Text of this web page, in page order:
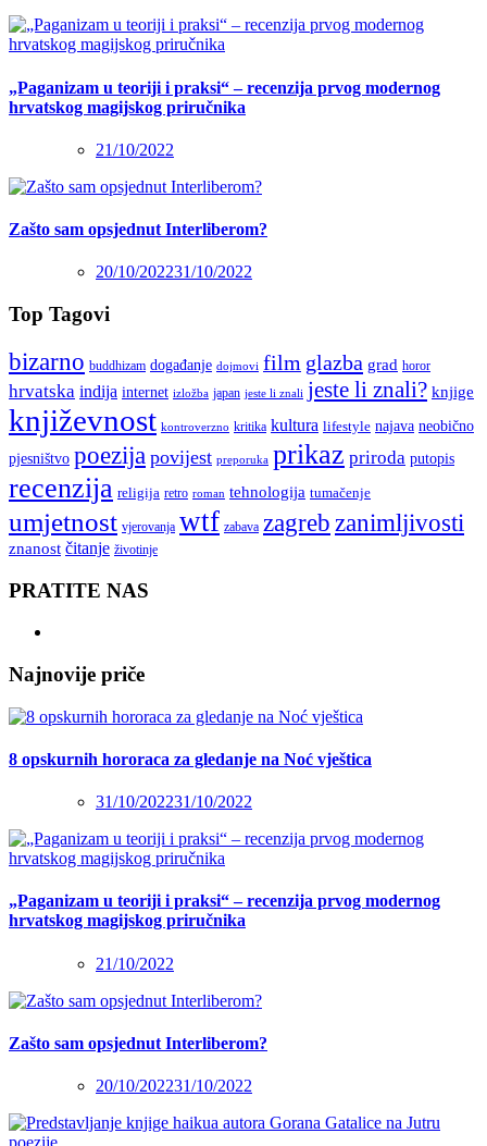
„Paganizam u teoriji i praksi“ – recenzija prvog modernog
hrvatskog magijskog priručnika
21/10/2022
Zašto sam opsjednut Interliberom?
20/10/202231/10/2022
Top Tagovi
bizarno buddhizam događanje dojmovi film glazba grad horor
hrvatska indija internet izložba japan jeste li znali jeste li znali? knjige
književnost kontroverzno kritika kultura lifestyle najava neobično
pjesništvo poezija povijest preporuka prikaz priroda putopis
recenzija religija retro roman tehnologija tumačenje
umjetnost vjerovanja wtf zabava zagreb zanimljivosti
znanost čitanje životinje
PRATITE NAS
Najnovije priče
8 opskurnih hororaca za gledanje na Noć vještica
31/10/202231/10/2022
„Paganizam u teoriji i praksi“ – recenzija prvog modernog
hrvatskog magijskog priručnika
21/10/2022
Zašto sam opsjednut Interliberom?
20/10/202231/10/2022